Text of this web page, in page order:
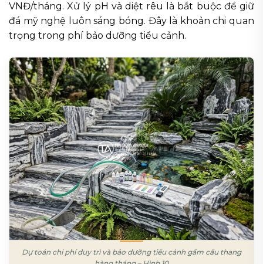
VNĐ/tháng. Xử lý pH và diệt rêu là bắt buộc để giữ
đá mỹ nghệ luôn sáng bóng. Đây là khoản chi quan
trọng trong phí bảo dưỡng tiểu cảnh.
Dự toán chi phí duy trì và bảo dưỡng tiểu cảnh gầm cầu thang